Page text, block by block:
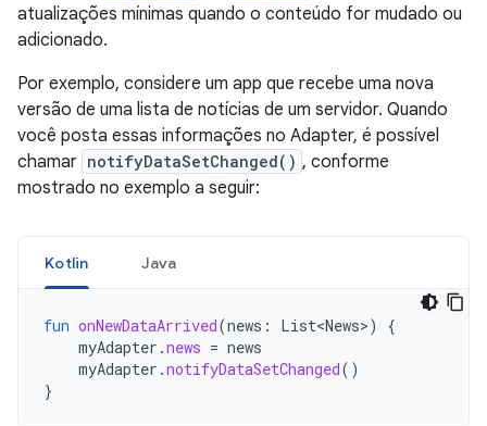
atualizações mínimas quando o conteúdo for mudado ou
adicionado.
Por exemplo, considere um app que recebe uma nova
versão de uma lista de notícias de um servidor. Quando
você posta essas informações no Adapter, é possível
chamar notifyDataSetChanged() , conforme
mostrado no exemplo a seguir:
Kotlin Java
fun onNewDataArrived(news : List<News>)
{
myAdapter .news = news
myAdapter .notifyDataSetChanged()
}